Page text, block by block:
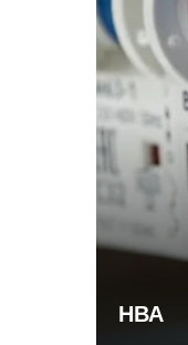
НВА